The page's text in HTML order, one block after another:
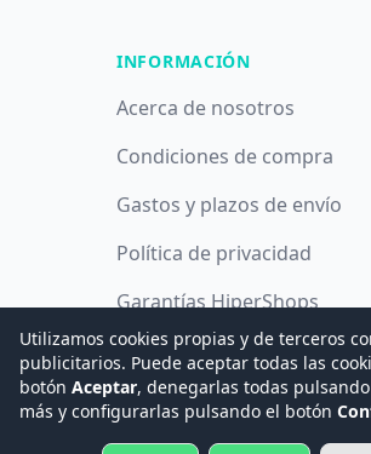
INFORMACIÓN
Acerca de nosotros
Condiciones de compra
Gastos y plazos de envío
Política de privacidad
Garantías HiperShops
Política de cookies
Utilizamos cookies propias y de terceros
publicitarios. Puede aceptar todas las
botón Aceptar, denegarlas todas pulsando
más y configurarlas pulsando el botón